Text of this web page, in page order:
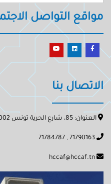
مواقع التواصل
الاتصال بنا
العنوان: 85، شارع الحرية تونس 1002